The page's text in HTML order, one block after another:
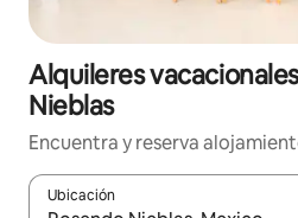
Alquileres
Nieblas
Encuentra y reserva
Ubicación